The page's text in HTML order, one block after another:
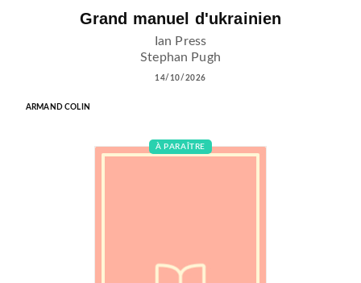
Grand manuel d'ukrainien
Ian Press
Stephan Pugh
14/10/2026
ARMAND COLIN
À PARAÎTRE